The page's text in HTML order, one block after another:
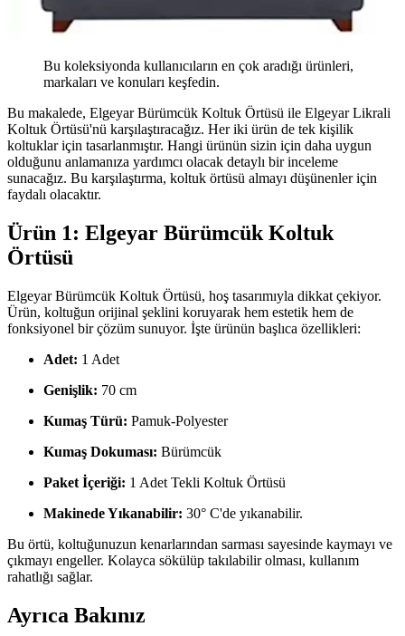
Bu koleksiyonda kullanıcıların en çok aradığı ürünleri,
markaları ve konuları keşfedin.
Bu makalede, Elgeyar Bürümcük Koltuk Örtüsü ile Elgeyar Likrali
Koltuk Örtüsü'nü karşılaştıracağız. Her iki ürün de tek kişilik
koltuklar için tasarlanmıştır. Hangi ürünün sizin için daha uygun
olduğunu anlamanıza yardımcı olacak detaylı bir inceleme
sunacağız. Bu karşılaştırma, koltuk örtüsü almayı düşünenler için
faydalı olacaktır.
Ürün 1: Elgeyar Bürümcük Koltuk
Örtüsü
Elgeyar Bürümcük Koltuk Örtüsü, hoş tasarımıyla dikkat çekiyor.
Ürün, koltuğun orijinal şeklini koruyarak hem estetik hem de
fonksiyonel bir çözüm sunuyor. İşte ürünün başlıca özellikleri:
Adet: 1 Adet
Genişlik: 70 cm
Kumaş Türü: Pamuk-Polyester
Kumaş Dokuması: Bürümcük
Paket İçeriği: 1 Adet Tekli Koltuk Örtüsü
Makinede Yıkanabilir: 30° C'de yıkanabilir.
Bu örtü, koltuğunuzun kenarlarından sarması sayesinde kaymayı ve
çıkmayı engeller. Kolayca sökülüp takılabilir olması, kullanım
rahatlığı sağlar.
Ayrıca Bakınız